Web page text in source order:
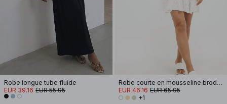
Robe longue tube fluide
EUR 39.16 EUR 55.95
Robe courte en mousseline brodée à manches longues
EUR 46.16 EUR 65.95
+1